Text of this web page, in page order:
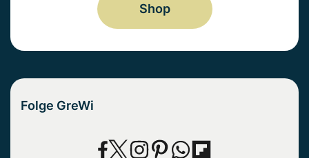
Shop
Folge GreWi